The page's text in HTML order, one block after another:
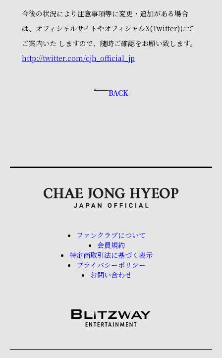
今後の状況により注意事項等に変更・追加がある場合
は、オフィシャルサイトやオフィシャルX(Twitter)にて
ご案内いた しますので、随時ご確認をお願い致します。
http://twitter.com/cjh_official_jp
BACK
ファンクラブについて
会員規約
特定商取引法に基づく表示
プライバシーポリシー
お問い合わせ